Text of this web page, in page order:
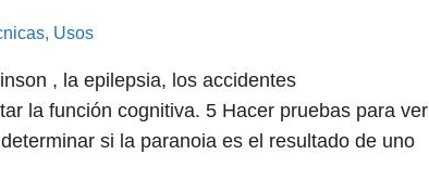
Usos
, la epilepsia, los accidentes
la función cognitiva. 5Hacer pruebas para ver
si la paranoia es el resultado de uno